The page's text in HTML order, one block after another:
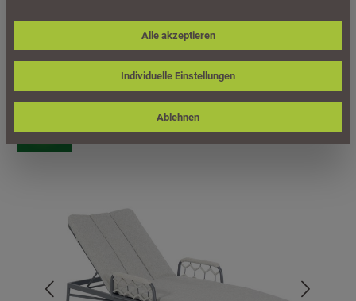
Sonnenpartner Liege Yale, Aluminium /
Kunststoffgeflecht Polyrope
silbergrau, inkl. Kissen
Individuelle Einstellungen
Ablehnen
Alle akzeptieren